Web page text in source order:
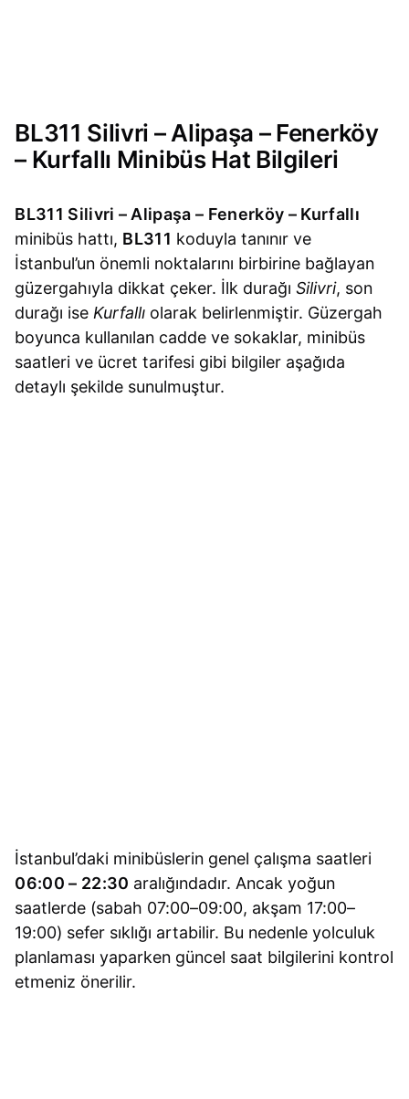
BL311 Silivri – Alipaşa – Fenerköy
– Kurfallı Minibüs Hat Bilgileri
BL311 Silivri – Alipaşa – Fenerköy – Kurfallı
minibüs hattı, BL311 koduyla tanınır ve
İstanbul’un önemli noktalarını birbirine bağlayan
güzergahıyla dikkat çeker. İlk durağıSilivri, son
durağı ise Kurfallı olarak belirlenmiştir. Güzergah
boyunca kullanılan cadde ve sokaklar, minibüs
saatleri ve ücret tarifesi gibi bilgiler aşağıda
detaylı şekilde sunulmuştur.
İstanbul’daki minibüslerin genel çalışma saatleri
06:00 – 22:30 aralığındadır. Ancak yoğun
saatlerde (sabah 07:00–09:00, akşam 17:00–
19:00) sefer sıklığı artabilir. Bu nedenle yolculuk
planlaması yaparken güncel saat bilgilerini kontrol
etmeniz önerilir.